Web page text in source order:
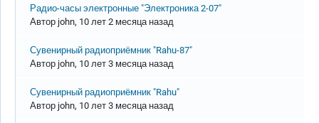
Обычная тема
Радио-часы электронные "Электроника 2-07"
Автор john, 10 лет 2 месяца назад
Обычная тема
Сувенирный радиоприёмник "Rahu-87"
Автор john, 10 лет 3 месяца назад
Обычная тема
Сувенирный радиоприёмник "Rahu"
Автор john, 10 лет 3 месяца назад